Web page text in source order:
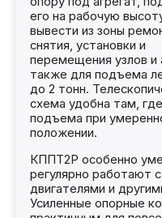
его на рабочую
вывести из зоны
снятия, установки и
перемещения узлов и
также для подъема
до 2 тонн.
схема удобна там,
подъема при
положении.
КППТ2Р особенно
регулярно работают
двигателями и
Усиленные опорные